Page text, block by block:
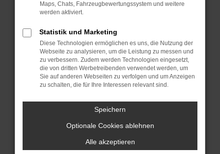
Prüfe deine Browsererweiterungen.
Manche Erweiterungen, wie Werbeblocker,
können das Laden bestimmter Seiten
verhindern. Funktioniert die Seite in einem
anderen Browser oder in einem privaten
Fenster?
Starte dein Gerät neu.
vorübergehende Probleme zu beheben.
Betriebssystem auf dem neuesten Stand
Maps, Chats, Fahrzeugbewertungssystem und weitere
werden aktiviert.
Statistik und Marketing
Diese Technologien ermöglichen es uns, die Nutzung der
Webseite zu analysieren, um die Leistung zu messen und
zu verbessern. Zudem werden Technologien eingesetzt,
die von dritten Werbetreibenden verwendet werden, um
Sie auf anderen Webseiten zu verfolgen und um Anzeigen
zu schalten, die für Ihre Interessen relevant sind.
Speichern
Optionale Cookies ablehnen
Alle akzeptieren